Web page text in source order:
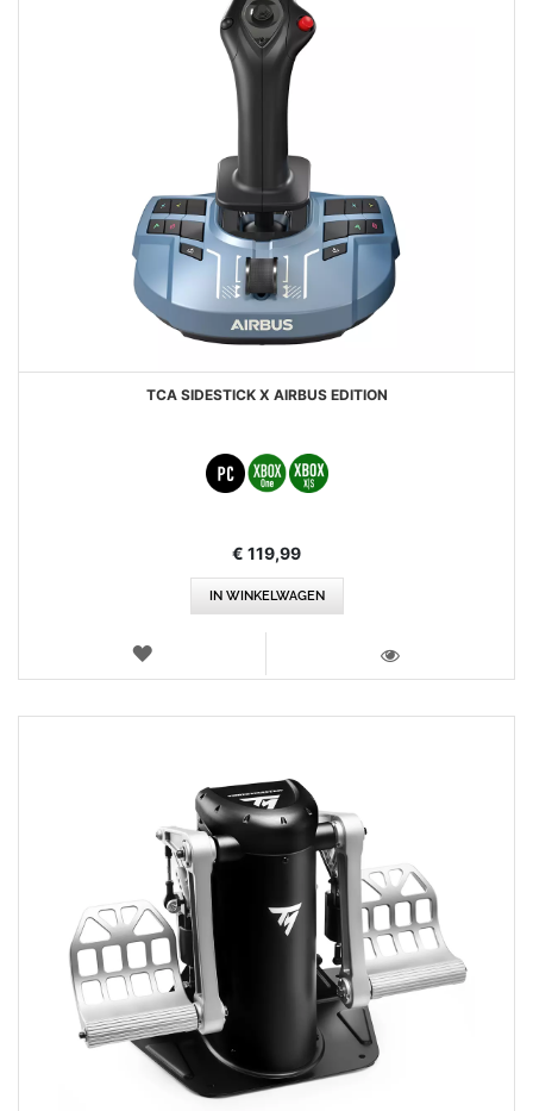
TCA SIDESTICK X AIRBUS EDITION
€ 119,99
IN WINKELWAGEN
VERLANGLIJST